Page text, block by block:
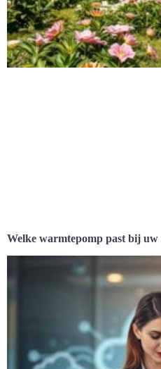
Welke warmtepomp past bij uw